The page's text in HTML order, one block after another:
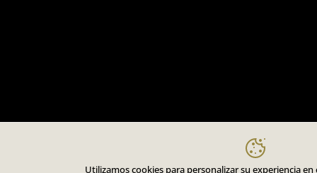
Utilizamos cookies para personalizar su experiencia en